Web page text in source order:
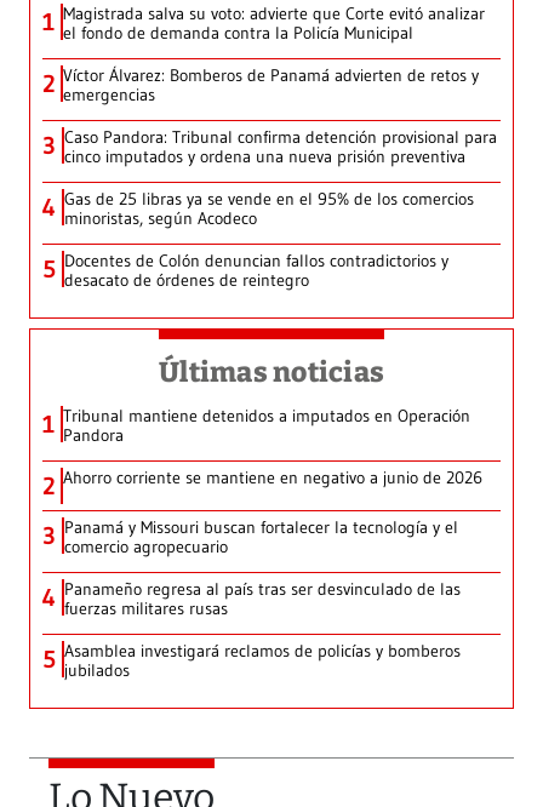
1 Magistrada salva su voto: advierte que Corte evitó analizar
el fondo de demanda contra la Policía Municipal
2 Víctor Álvarez: Bomberos de Panamá advierten de retos y
emergencias
3 Caso Pandora: Tribunal confirma detención provisional para
cinco imputados y ordena una nueva prisión preventiva
4 Gas de 25 libras ya se vende en el 95% de los comercios
minoristas, según Acodeco
5 Docentes de Colón denuncian fallos contradictorios y
desacato de órdenes de reintegro
Últimas noticias
1 Tribunal mantiene detenidos a imputados en Operación
Pandora
2 Ahorro corriente se mantiene en negativo a junio de 2026
3 Panamá y Missouri buscan fortalecer la tecnología y el
comercio agropecuario
4 Panameño regresa al país tras ser desvinculado de las
fuerzas militares rusas
5 Asamblea investigará reclamos de policías y bomberos
jubilados
Lo Nuevo